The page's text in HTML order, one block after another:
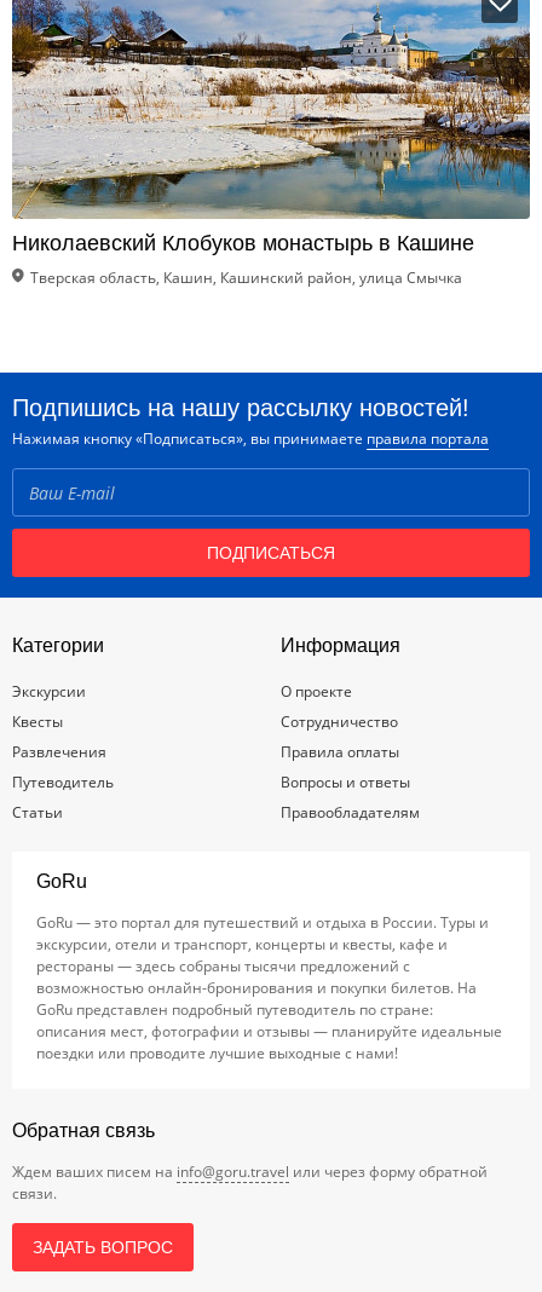
Николаевский Клобуков монастырь в Кашине
Тверская область, Кашин, Кашинский район, улица Смычка
Подпишись на нашу рассылку новостей!
Нажимая кнопку «Подписаться», вы принимаете правила портала
ПОДПИСАТЬСЯ
Категории
Экскурсии
Квесты
Развлечения
Путеводитель
Статьи
Информация
О проекте
Сотрудничество
Правила оплаты
Вопросы и ответы
Правообладателям
GoRu
GoRu — это портал для путешествий и отдыха в России. Туры и
экскурсии, отели и транспорт, концерты и квесты, кафе и
рестораны — здесь собраны тысячи предложений с
возможностью онлайн-бронирования и покупки билетов. На
GoRu представлен подробный путеводитель по стране:
описания мест, фотографии и отзывы — планируйте идеальные
поездки или проводите лучшие выходные с нами!
Обратная связь
Ждем ваших писем на info@goru.travel или через форму обратной
связи.
ЗАДАТЬ ВОПРОС